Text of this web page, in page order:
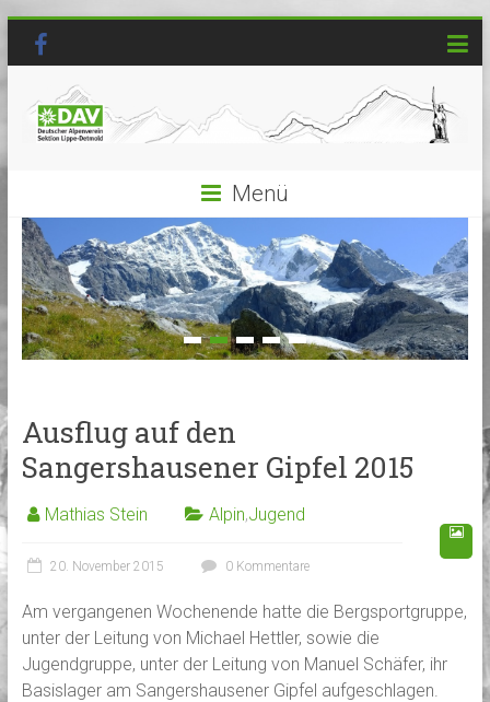
Menü
Ausflug auf den
Sangershausener Gipfel 2015
Mathias Stein Alpin,Jugend
20. November 2015 0 Kommentare
Am vergangenen Wochenende hatte die Bergsportgruppe,
unter der Leitung von Michael Hettler, sowie die
Jugendgruppe, unter der Leitung von Manuel Schäfer, ihr
Basislager am Sangershausener Gipfel aufgeschlagen.